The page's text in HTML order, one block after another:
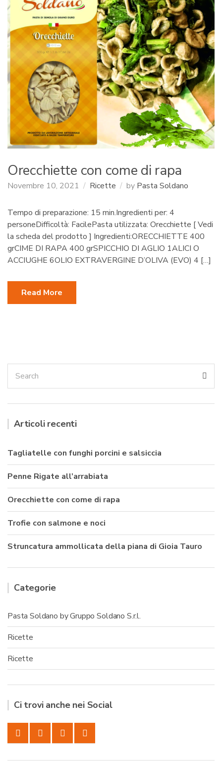
:
Orecchiette con come di rapa
Novembre 10, 2021 Ricette by Pasta Soldano
Tempo di preparazione: 15 min.Ingredienti per: 4
personeDifficoltà: FacilePasta utilizzata: Orecchiette [ Vedi
la scheda del prodotto ] Ingredienti:ORECCHIETTE 400
grCIME DI RAPA 400 grSPICCHIO DI AGLIO 1ALICI O
ACCIUGHE 6OLIO EXTRAVERGINE D’OLIVA (EVO) 4 […]
Read More
for:
Articoli recenti
Tagliatelle con funghi porcini e salsiccia
Penne Rigate all’arrabiata
Orecchiette con come di rapa
Trofie con salmone e noci
Struncatura ammollicata della piana di Gioia Tauro
Categorie
Pasta Soldano by Gruppo Soldano S.r.l.
Ricette
Ricette
Ci trovi anche nei Social